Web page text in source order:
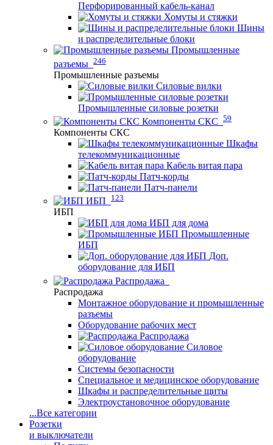
Перфорированный кабель-канал
Хомуты и стяжки
Шины
и распределительные блоки
Промышленные
разъемы 246
Промышленные разъемы
Силовые вилки
Промышленные силовые розетки
Компоненты СКС 59
Компоненты СКС
Шкафы
телекоммуникационные
Кабель витая пара
Патч-корды
Патч-панели
ИБП
123
ИБП
ИБП для дома
Промышленные
ИБП
Доп.
оборудование для ИБП
Распродажа
Распродажа
Монтажное оборудование и промышленные
разъемы
Оборудование рабочих мест
Распродажа
Силовое
оборудование
Системы безопасности
Специальное и медицинское оборудование
Шкафы и распределительные щиты
Электроустановочное оборудование
...Все категории
Розетки
и выключатели